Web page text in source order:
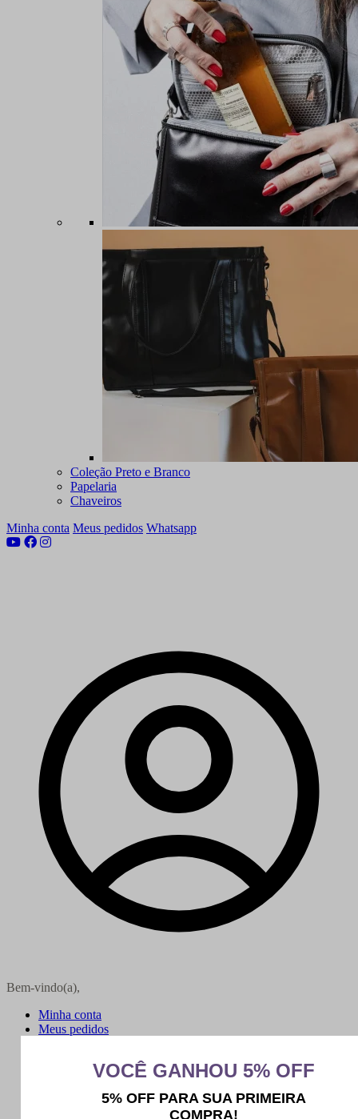
Coleção Preto e Branco
Papelaria
Chaveiros
Minha conta Meus pedidos Whatsapp
Bem-vindo(a),
Minha conta
Meus pedidos